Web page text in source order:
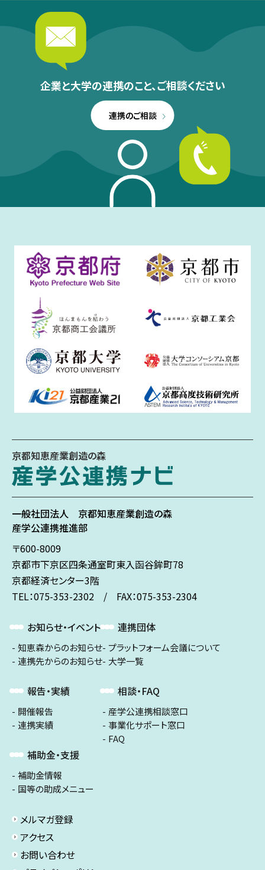
企業と大学の連携のこと、ご相談ください
連携のご相談
京都知恵産業創造の森
一般社団法人 京都知恵産業創造の森
産学公連携推進部
〒600-8009
京都市下京区四条通室町東入函谷鉾町78
京都経済センター3階
TEL：075-353-2302 / FAX：075-353-2304
お知らせ・イベント
知恵森からのお知らせ
連携先からのお知らせ
報告・実績
開催報告
連携実績
補助金・支援
補助金情報
国等の助成メニュー
連携団体
プラットフォーム会議について
大学一覧
相談・FAQ
産学公連携相談窓口
事業化サポート窓口
FAQ
メルマガ登録
アクセス
お問い合わせ